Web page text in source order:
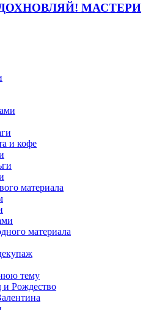
МАСТЕРИ
и кофе
материала
материала
тему
Рождество